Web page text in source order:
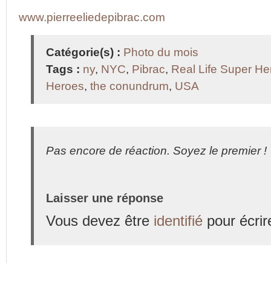
www.pierreeliedepibrac.com
Catégorie(s) : Photo du mois
Tags : ny, NYC, Pibrac, Real Life Super
Heroes, the conundrum, USA
Pas encore de réaction. Soyez le premier !
Laisser une réponse
Vous devez être identifié pour